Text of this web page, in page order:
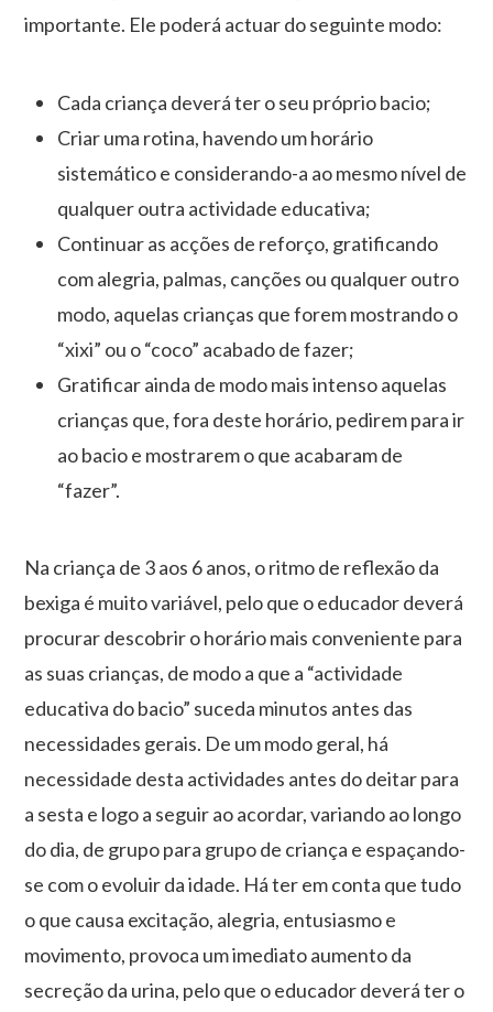
importante. Ele poderá actuar do seguinte modo:
Cada criança deverá ter o seu próprio bacio;
Criar uma rotina, havendo um horário
sistemático e considerando-a ao mesmo nível de
qualquer outra actividade educativa;
Continuar as acções de reforço, gratificando
com alegria, palmas, canções ou qualquer outro
modo, aquelas crianças que forem mostrando o
“xixi” ou o “coco” acabado de fazer;
Gratificar ainda de modo mais intenso aquelas
crianças que, fora deste horário, pedirem para ir
ao bacio e mostrarem o que acabaram de
“fazer”.
Na criança de 3 aos 6 anos, o ritmo de reflexão da
bexiga é muito variável, pelo que o educador deverá
procurar descobrir o horário mais conveniente para
as suas crianças, de modo a que a “actividade
educativa do bacio” suceda minutos antes das
necessidades gerais. De um modo geral, há
necessidade desta actividades antes do deitar para
a sesta e logo a seguir ao acordar, variando ao longo
do dia, de grupo para grupo de criança e espaçando-
se com o evoluir da idade. Há ter em conta que tudo
o que causa excitação, alegria, entusiasmo e
movimento, provoca um imediato aumento da
secreção da urina, pelo que o educador deverá ter o